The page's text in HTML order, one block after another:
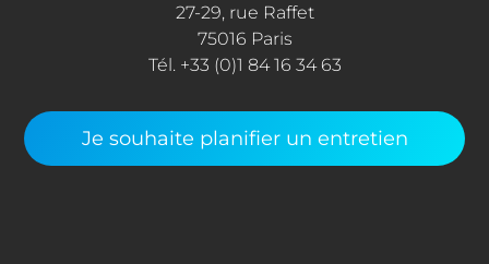
27-29, rue Raffet
75016 Paris
Tél. +33 (0)1 84 16 34 63
Je souhaite planifier un entretien